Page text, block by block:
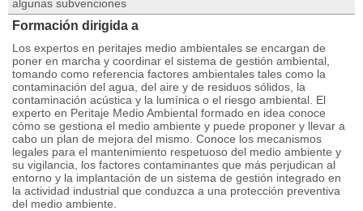
algunas subvenciones
Formación dirigida a
Los expertos en peritajes medio ambientales se encargan de
poner en marcha y coordinar el sistema de gestión ambiental,
tomando como referencia factores ambientales tales como la
contaminación del agua, del aire y de residuos sólidos, la
contaminación acústica y la lumínica o el riesgo ambiental. El
experto en Peritaje Medio Ambiental formado en idea conoce
cómo se gestiona el medio ambiente y puede proponer y llevar a
cabo un plan de mejora del mismo. Conoce los mecanismos
legales para el mantenimiento respetuoso del medio ambiente y
su vigilancia, los factores contaminantes que más perjudican al
entorno y la implantación de un sistema de gestión integrado en
la actividad industrial que conduzca a una protección preventiva
del medio ambiente.